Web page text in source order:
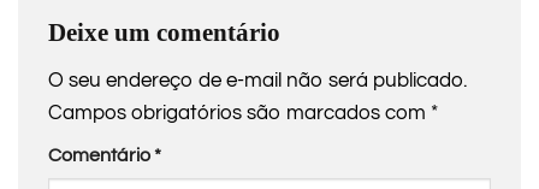
Deixe um comentário
O seu endereço de e-mail não será publicado.
Campos obrigatórios são marcados com *
Comentário*